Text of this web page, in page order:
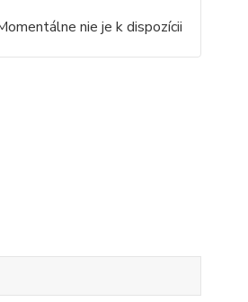
nie je k dispozícii